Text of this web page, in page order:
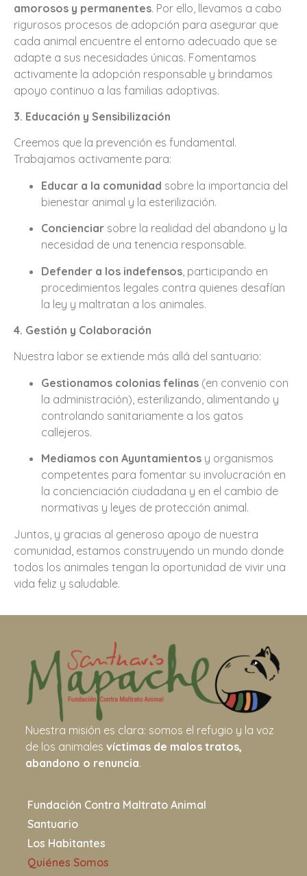
amorosos y permanentes. Por ello, llevamos a cabo
rigurosos procesos de adopción para asegurar que
cada animal encuentre el entorno adecuado que se
adapte a sus necesidades únicas. Fomentamos
activamente la adopción responsable y brindamos
apoyo continuo a las familias adoptivas.
3. Educación y Sensibilización
Creemos que la prevención es fundamental.
Trabajamos activamente para:
Educar a la comunidad sobre la importancia del
bienestar animal y la esterilización.
Concienciar sobre la realidad del abandono y la
necesidad de una tenencia responsable.
Defender a los indefensos , participando en
procedimientos legales contra quienes desafían
la ley y maltratan a los animales.
4. Gestión y Colaboración
Nuestra labor se extiende más allá del santuario:
Gestionamos colonias felinas (en convenio con
la administración), esterilizando, alimentando y
controlando sanitariamente a los gatos
callejeros.
Mediamos con Ayuntamientos y organismos
competentes para fomentar su involucración en
la concienciación ciudadana y en el cambio de
normativas y leyes de protección animal.
Juntos, y gracias al generoso apoyo de nuestra
comunidad, estamos construyendo un mundo donde
todos los animales tengan la oportunidad de vivir una
vida feliz y saludable.
Nuestra misión es clara: somos el refugio y la voz
de los animales víctimas de malos tratos,
abandono o renuncia.
Fundación Contra Maltrato Animal
Santuario
Los Habitantes
Quiénes Somos